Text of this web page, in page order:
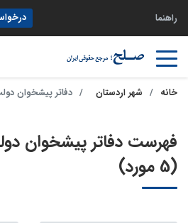
راهنما
خانه شهر اردستان دفاتر پیشخوان
فهرست دفاتر پیشخوان
(5 مورد)